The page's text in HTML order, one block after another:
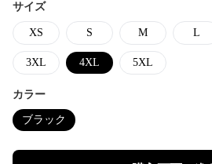
サイズ
XS S M L
3XL 4XL 5XL
カラー
ブラック